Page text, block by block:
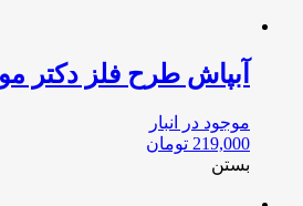
آبپاش طرح فلز دکتر
موجود در انبار
219,000 تومان
بستن